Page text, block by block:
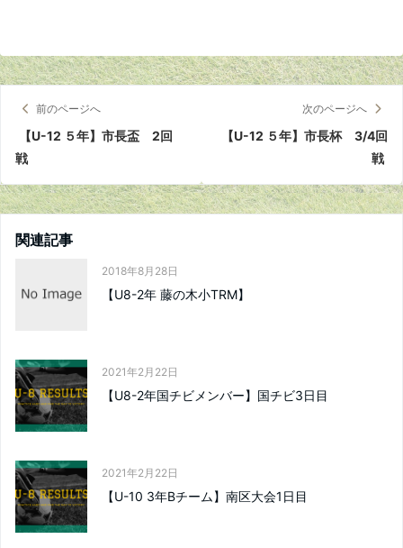
前のページへ
【U-12 ５年】市長盃 2回
戦
次のページへ
【U-12 ５年】市長杯 3/4回
戦
関連記事
2018年8月28日
【U8-2年 藤の木小TRM】
2021年2月22日
【U8-2年国チビメンバー】国チビ3日目
2021年2月22日
【U-10 3年Bチーム】南区大会1日目